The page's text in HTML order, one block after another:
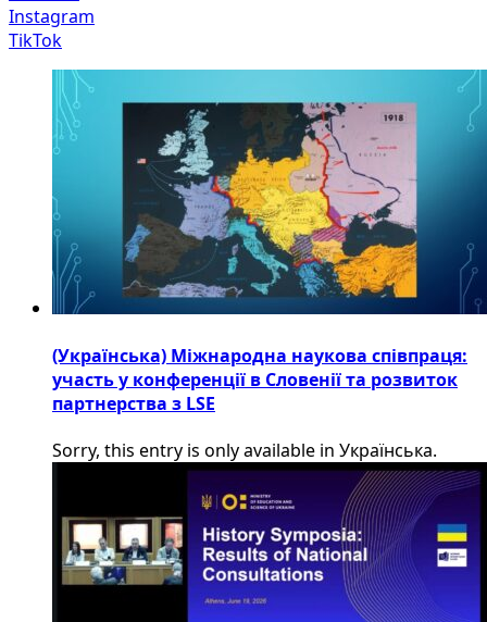
Instagram
TikTok
(Українська) Міжнародна наукова співпраця:
участь у конференції в Словенії та розвиток
партнерства з LSE
Sorry, this entry is only available in Українська.